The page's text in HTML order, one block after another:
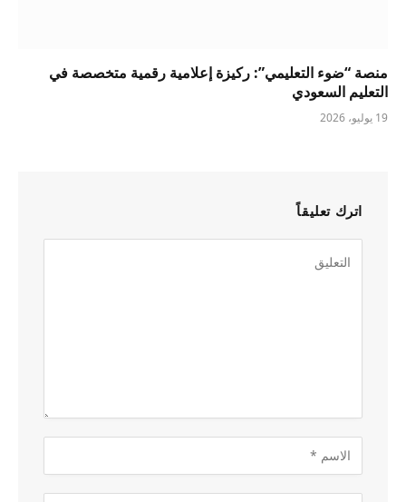
منصة “ضوء التعليمي”: ركيزة إعلامية رقمية متخصصة في
التعليم السعودي
19 يوليو، 2026
اترك تعليقاً